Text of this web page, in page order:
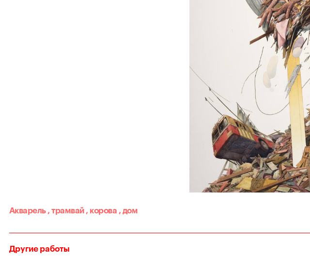
Акварель ,трамвай , корова , дом
Другие работы